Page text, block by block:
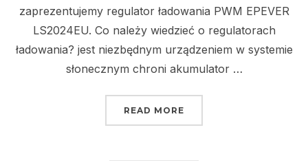
zaprezentujemy regulator ładowania PWM EPEVER
LS2024EU. Co należy wiedzieć o regulatorach
ładowania? jest niezbędnym urządzeniem w systemie
słonecznym chroni akumulator …
READ MORE